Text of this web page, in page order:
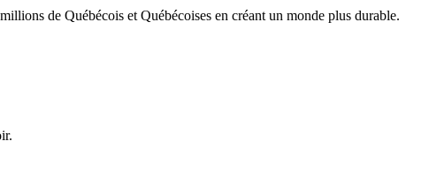
de Québécois et Québécoises en créant un monde plus durable.